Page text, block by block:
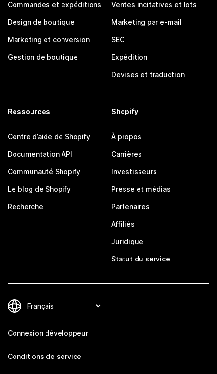
Commandes et expéditions
Design de boutique
Marketing et conversion
Gestion de boutique
Ventes incitatives et lots
Marketing par e-mail
SEO
Expédition
Devises et traduction
Ressources
Centre d’aide de Shopify
Documentation API
Communauté Shopify
Le blog de Shopify
Recherche
Shopify
À propos
Carrières
Investisseurs
Presse et médias
Partenaires
Affiliés
Juridique
Statut du service
Connexion développeur
Conditions de service